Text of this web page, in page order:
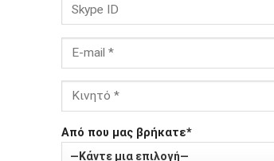
Από που μας βρήκατε*